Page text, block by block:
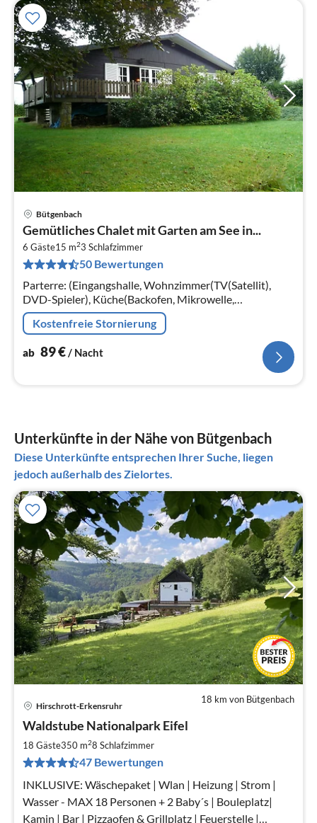
Bütgenbach
Gemütliches Chalet mit Garten am See in...
6 Gäste15 m23 Schlafzimmer
50 Bewertungen
Parterre: (Eingangshalle, Wohnzimmer(TV(Satellit),
DVD-Spieler), Küche(Backofen, Mikrowelle,
Spülmaschine), Schlafzimmer(2x Doppelbett oder 2
Einzelbetten)
Kostenfreie Stornierung
ab 89€/ Nacht
Unterkünfte in der Nähe von Bütgenbach
Diese Unterkünfte entsprechen Ihrer Suche, liegen
jedoch außerhalb des Zielortes.
18 km von Bütgenbach
Hirschrott-Erkensruhr
Waldstube Nationalpark Eifel
18 Gäste350 m28 Schlafzimmer
47 Bewertungen
INKLUSIVE: Wäschepaket | Wlan | Heizung | Strom |
Wasser - MAX 18 Personen + 2 Baby´s | Bouleplatz|
Kamin | Bar | Pizzaofen & Grillplatz | Feuerstelle |